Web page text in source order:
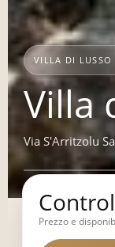
VILLA DI LUSSO
Villa
Via S'Arritzolu
Prezzo e